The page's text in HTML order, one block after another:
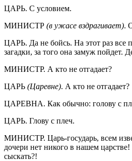
ЦАРЬ. С условием.
МИНИСТР (в ужасе вздрагивает).
ЦАРЬ. Да не бойсь. На этот раз все
загадки, за того она замуж пойдет.
МИНИСТР. А кто не отгадает?
ЦАРЬ (Царевне). А кто не отгадает?
ЦАРЕВНА. Как обычно: голову с
ЦАРЬ. Глову с плеч.
МИНИСТР. Царь-государь, всем
дочери нет никого в нашем
сыскать?!